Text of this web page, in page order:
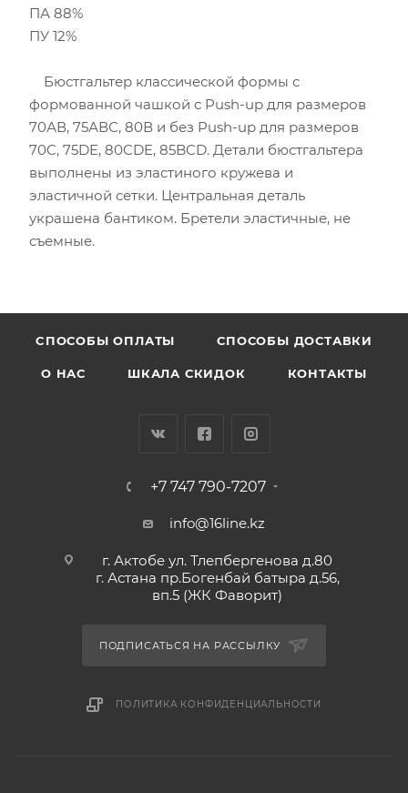
ПА 88%
ПУ 12%
Бюстгальтер классической формы с
формованной чашкой с Push-up для размеров
70АВ, 75АВС, 80В и без Push-up для размеров
70C, 75DE, 80CDE, 85BCD. Детали бюстгальтера
выполнены из эластиного кружева и
эластичной сетки. Центральная деталь
украшена бантиком. Бретели эластичные, не
съемные.
CПОСОБЫ ОПЛАТЫ СПОСОБЫ ДОСТАВКИ
О НАС ШКАЛА СКИДОК КОНТАКТЫ
+7 747 790-7207
info@16line.kz
г. Актобе ул. Тлепбергенова д.80
г. Астана пр.Богенбай батыра д.56,
вп.5 (ЖК Фаворит)
ПОДПИСАТЬСЯ НА РАССЫЛКУ
ПОЛИТИКА КОНФИДЕНЦИАЛЬНОСТИ